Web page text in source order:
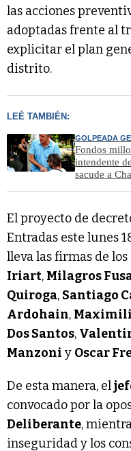
las acciones
adoptadas frente al
explicitar el plan
distrito.
LEÉ TAMBIÉN:
GOLPEADA
Fondos
intendente
sacude a
El proyecto de
Entradas este lunes
lleva las firmas de los
Iriart, Milagros
Quiroga, Santiago
Ardohain,
Dos Santos,
Manzoni y Oscar
De esta manera, el
convocado por la
Deliberante,
inseguridad y los